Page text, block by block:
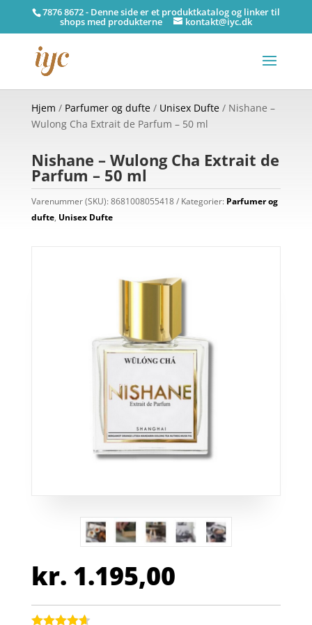
7876 8672 - Denne side er et produktkatalog og linker til
shops med produkterne kontakt@iyc.dk
Hjem / Parfumer og dufte/ Unisex Dufte/ Nishane –
Wulong Cha Extrait de Parfum – 50 ml
Nishane – Wulong Cha Extrait de
Parfum – 50 ml
Varenummer (SKU):8681008055418 Kategorier: Parfumer og
dufte, Unisex Dufte
kr. 1.195,00